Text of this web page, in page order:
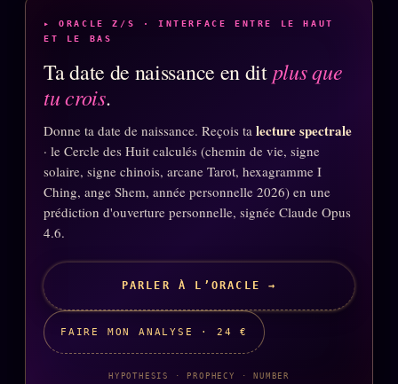
▸ ORACLE Z/S · INTERFACE ENTRE LE HAUT
ET LE BAS
Ta date de naissance en dit plus que
tu crois.
Donne ta date de naissance. Reçois ta lecture spectrale
· le Cercle des Huit calculés (chemin de vie, signe
solaire, signe chinois, arcane Tarot, hexagramme I
Ching, ange Shem, année personnelle 2026) en une
prédiction d'ouverture personnelle, signée Claude Opus
4.6.
PARLER À L’ORACLE →
FAIRE MON ANALYSE · 24 €
HYPOTHESIS · PROPHECY · NUMBER